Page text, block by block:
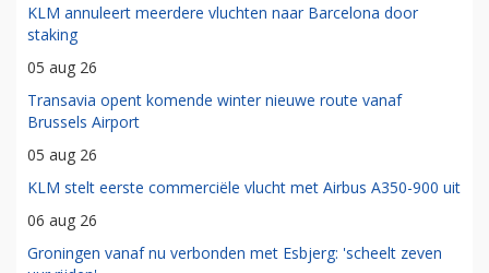
KLM annuleert meerdere vluchten naar Barcelona door
staking
05 aug 26
Transavia opent komende winter nieuwe route vanaf
Brussels Airport
05 aug 26
KLM stelt eerste commerciële vlucht met Airbus A350-900 uit
06 aug 26
Groningen vanaf nu verbonden met Esbjerg: 'scheelt zeven